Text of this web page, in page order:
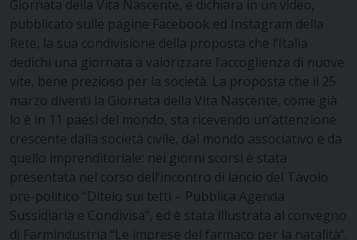
Giornata della Vita Nascente, e dichiara in un video,
pubblicato sulle pagine Facebook ed Instagram della
Rete, la sua condivisione della proposta che l’Italia
dedichi una giornata a valorizzare l’accoglienza di nuove
vite, bene prezioso per la società. La proposta che il 25
marzo diventi la Giornata della Vita Nascente, come già
lo è in 11 paesi del mondo, sta ricevendo un’attenzione
crescente dalla società civile, dal mondo associativo e da
quello imprenditoriale: nei giorni scorsi è stata
presentata nel corso dell’incontro di lancio del Tavolo
pre-politico “Ditelo sui tetti – Pubblica Agenda
Sussidiaria e Condivisa”, ed è stata illustrata al convegno
di Farmindustria “Le imprese del farmaco per la natalità”.